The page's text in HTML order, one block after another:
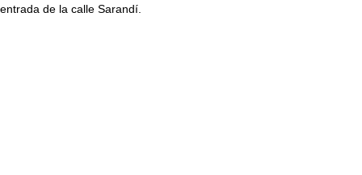
entrada de la calle Sarandí.